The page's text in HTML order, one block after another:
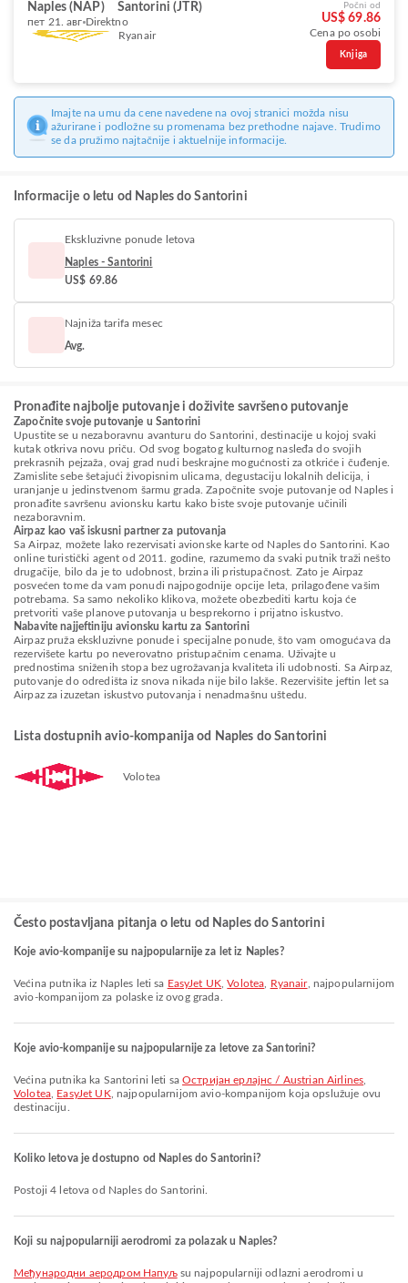
Naples (NAP) Santorini (JTR)
пет 21. авг Direktno
Ryanair
Počni od
US$ 69.86
Cena po osobi
Knjiga
Imajte na umu da cene navedene na ovoj stranici možda nisu
ažurirane i podložne su promenama bez prethodne najave. Trudimo
se da pružimo najtačnije i aktuelnije informacije.
Informacije o letu od Naples do Santorini
Ekskluzivne ponude letova
Naples - Santorini
US$ 69.86
Najniža tarifa mesec
Avg.
Pronađite najbolje putovanje i doživite savršeno putovanje
Započnite svoje putovanje u Santorini
Upustite se u nezaboravnu avanturu do Santorini, destinacije u kojoj svaki
kutak otkriva novu priču. Od svog bogatog kulturnog nasleđa do svojih
prekrasnih pejzaža, ovaj grad nudi beskrajne mogućnosti za otkriće i čuđenje.
Zamislite sebe šetajući živopisnim ulicama, degustaciju lokalnih delicija, i
uranjanje u jedinstvenom šarmu grada. Započnite svoje putovanje od Naples i
pronađite savršenu avionsku kartu kako biste svoje putovanje učinili
nezaboravnim.
Airpaz kao vaš iskusni partner za putovanja
Sa Airpaz, možete lako rezervisati avionske karte od Naples do Santorini. Kao
online turistički agent od 2011. godine, razumemo da svaki putnik traži nešto
drugačije, bilo da je to udobnost, brzina ili pristupačnost. Zato je Airpaz
posvećen tome da vam ponudi najpogodnije opcije leta, prilagođene vašim
potrebama. Sa samo nekoliko klikova, možete obezbediti kartu koja će
pretvoriti vaše planove putovanja u besprekorno i prijatno iskustvo.
Nabavite najjeftiniju avionsku kartu za Santorini
Airpaz pruža ekskluzivne ponude i specijalne ponude, što vam omogućava da
rezervišete kartu po neverovatno pristupačnim cenama. Uživajte u
prednostima sniženih stopa bez ugrožavanja kvaliteta ili udobnosti. Sa Airpaz,
putovanje do odredišta iz snova nikada nije bilo lakše. Rezervišite jeftin let sa
Airpaz za izuzetan iskustvo putovanja i nenadmašnu uštedu.
Lista dostupnih avio-kompanija od Naples do Santorini
Volotea
Često postavljana pitanja o letu od Naples do Santorini
Koje avio-kompanije su najpopularnije za let iz Naples?
Većina putnika iz Naples leti sa EasyJet UK ,Volotea Ryanair, najpopularnijom
avio-kompanijom za polaske iz ovog grada.
Koje avio-kompanije su najpopularnije za letove za Santorini?
Većina putnika ka Santorini leti saОстријан ерлајнс / Austrian Airlines
Volotea, EasyJet UK, najpopularnijom avio-kompanijom koja opslužuje ovu
destinaciju.
Koliko letova je dostupno od Naples do Santorini?
Postoji 4 letova od Naples do Santorini.
Koji su najpopularniji aerodromi za polazak u Naples?
Међународни аеродром Напуљsu najpopularniji odlazni aerodromi u